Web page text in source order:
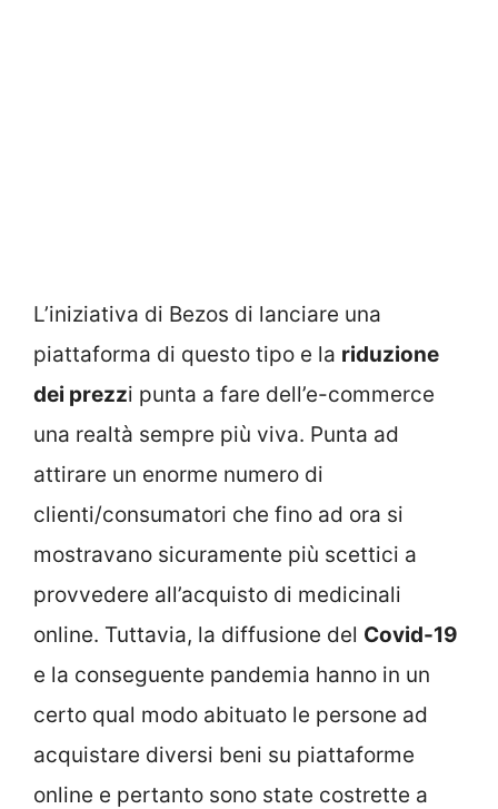
L’iniziativa di Bezos di lanciare una
piattaforma di questo tipo e la riduzione
dei prezzi punta a fare dell’e-commerce
una realtà sempre più viva. Punta ad
attirare un enorme numero di
clienti/consumatori che fino ad ora si
mostravano sicuramente più scettici a
provvedere all’acquisto di medicinali
online. Tuttavia, la diffusione del Covid-19
e la conseguente pandemia hanno in un
certo qual modo abituato le persone ad
acquistare diversi beni su piattaforme
online e pertanto sono state costrette a